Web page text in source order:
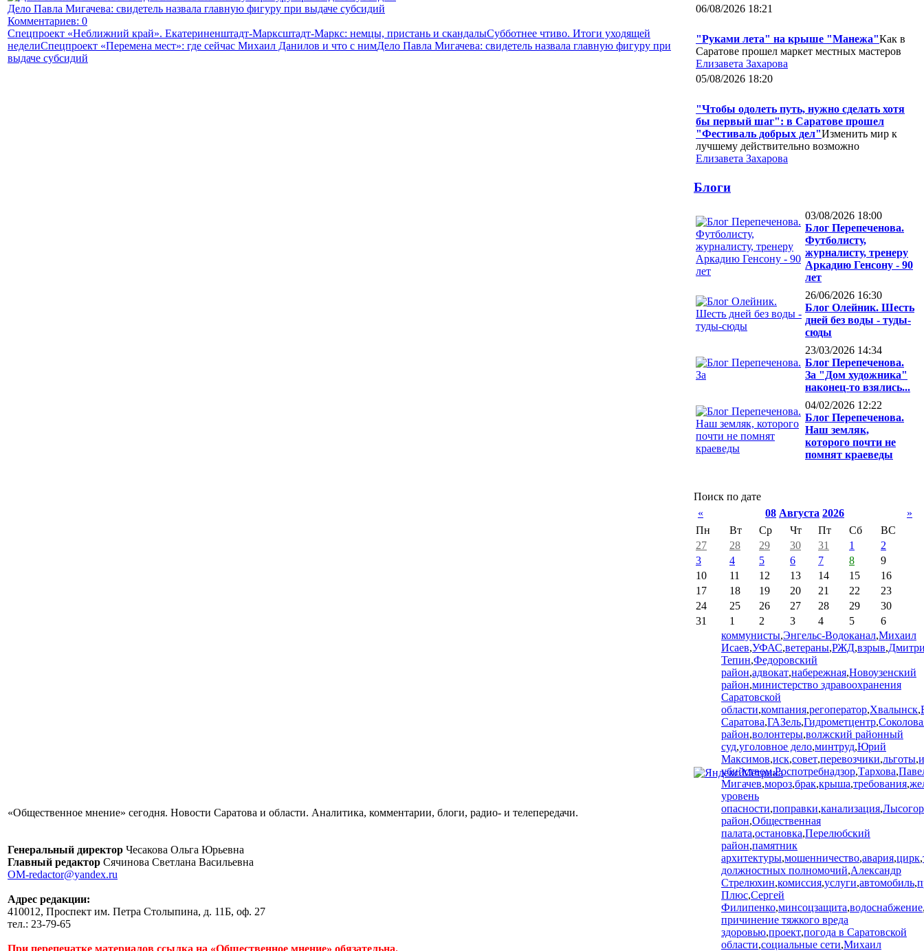
Дело Павла Мигачева: свидетель назвала главную фигуру при выдаче субсидий
Комментариев: 0
Спецпроект «Неближний край». Екатериненштадт-Марксштадт-Маркс: немцы, пристань и скандалыСубботнее чтиво. Итоги уходящей
неделиСпецпроект «Перемена мест»: где сейчас Михаил Данилов и что с нимДело Павла Мигачева: свидетель назвала главную фигуру при
выдаче субсидий
06/08/2026 18:21
"Руками лета" на крыше "Манежа"Как в
Саратове прошел маркет местных мастеров
Елизавета Захарова
05/08/2026 18:20
"Чтобы одолеть путь, нужно сделать хотя
бы первый шаг": в Саратове прошел
"Фестиваль добрых дел"Изменить мир к
лучшему действительно возможно
Елизавета Захарова
Блоги
03/08/2026 18:00
Блог Перепеченова.
Футболисту,
журналисту, тренеру
Аркадию Генсону - 90
лет
26/06/2026 16:30
Блог Олейник. Шесть
дней без воды - туды-
сюды
23/03/2026 14:34
Блог Перепеченова.
За "Дом художника"
наконец-то взялись...
04/02/2026 12:22
Блог Перепеченова.
Наш земляк,
которого почти не
помнят краеведы
Поиск по дате
«
08 Августа 2026
»
Пн
Вт Ср Чт Пт Сб
ВС
27
28 29 30 31 1
2
3
4 5 6 7 8
9
10
11 12 13 14 15
16
17
18 19 20 21 22
23
24
25 26 27 28 29
30
31
1 2 3 4 5
6
коммунисты,Энгельс-Водоканал,Михаил
Исаев,УФАС,ветераны,РЖД,взрыв,
Тепин,Федоровский
район,адвокат,набережная,Новоузенский
район,министерство здравоохранения
Саратовской
области,компания,регоператор,Хвалынск,
Саратова,ГАЗель,Гидрометцентр,
район,волонтеры,волжский районный
суд,уголовное дело,минтруд,Юрий
Максимов,иск,совет,перевозчики,льготы,
убийством,Роспотребнадзор,Тархова,
Мигачев,мороз,брак,крыша,требования,
уровень
опасности,поправки,канализация,
район,Общественная
палата,остановка,Перелюбский
район,памятник
архитектуры,мошенничество,авария,цирк,
должностных полномочий,Александр
Стрелюхин,комиссия,услуги,автомобиль,
Плюс,Сергей
Филипенко,минсоцзащита,водоснабжение
причинение тяжкого вреда
здоровью,проект,погода в Саратовской
области,социальные сети,Михаил
«Общественное мнение» сегодня. Новости Саратова и области. Аналитика, комментарии, блоги, радио- и телепередачи.
Генеральный директор Чесакова Ольга Юрьевна
Главный редактор Сячинова Светлана Васильевна
OM-redactor@yandex.ru
Адрес редакции:
410012, Проспект им. Петра Столыпина, д. 11Б, оф. 27
тел.: 23-79-65
При перепечатке материалов ссылка на «Общественное мнение» обязательна.